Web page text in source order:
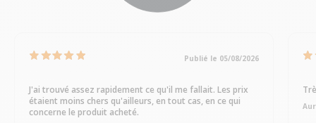
Publié le 05/08/2026
J'ai trouvé assez rapidement ce qu'il me fallait. Les prix
étaient moins chers qu'ailleurs, en tout cas, en ce qui
concerne le produit acheté.